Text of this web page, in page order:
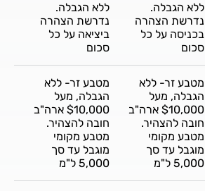
ללא הגבלה.
נדרשת הצהרה
בכניסה על כל
סכום
ללא הגבלה.
נדרשת הצהרה
ביציאה על כל
סכום
מטבע זר- ללא
הגבלה, מעל
$10,000 ארה"ב
חובה להצהיר.
מטבע מקומי
מוגבל עד סך
5,000 ל"מ
מטבע זר- ללא
הגבלה, מעל
$10,000 ארה"ב
חובה להצהיר.
מטבע מקומי
מוגבל עד סך
5,000 ל"מ